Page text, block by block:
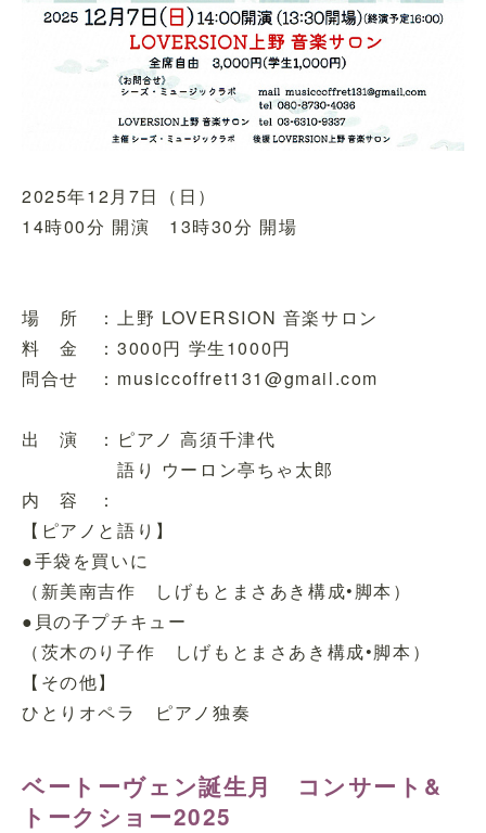
2025年12月7日（日）
14時00分 開演 13時30分 開場
場 所 ：上野 LOVERSION 音楽サロン
料 金 ：3000円 学生1000円
問合せ ：musiccoffret131@gmail.com
出 演 ：ピアノ 高須千津代
語り ウーロン亭ちゃ太郎
内 容 ：
【ピアノと語り】
●手袋を買いに
（新美南吉作 しげもとまさあき構成•脚本）
●貝の子プチキュー
（茨木のり子作 しげもとまさあき構成•脚本）
【その他】
ひとりオペラ ピアノ独奏
ベートーヴェン誕生月 コンサート&
トークショー2025